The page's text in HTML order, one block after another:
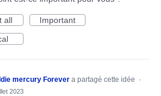
all
Important
mercury Forever a partagé cette idée ·
2023